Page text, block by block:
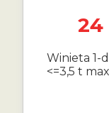
24
Winieta 1-
<=3,5 t